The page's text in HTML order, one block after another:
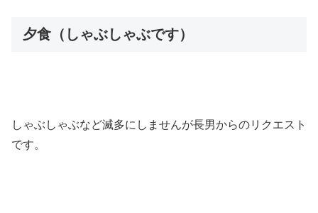
夕食（しゃぶしゃぶです）
しゃぶしゃぶなど滅多にしませんが長男からのリクエスト
です。